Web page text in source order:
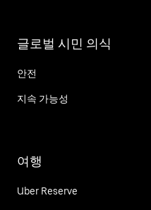
글로벌 시민 의식
안전
지속 가능성
여행
Uber Reserve